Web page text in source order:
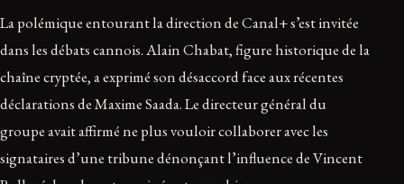
La polémique entourant la direction de Canal+ s’est invitée
dans les débats cannois. Alain Chabat, figure historique de la
chaîne cryptée, a exprimé son désaccord face aux récentes
déclarations de Maxime Saada. Le directeur général du
groupe avait affirmé ne plus vouloir collaborer avec les
signataires d’une tribune dénonçant l’influence de Vincent